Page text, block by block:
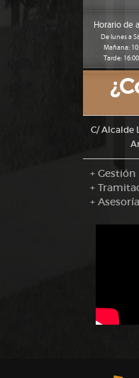
Horario de
De lunes a
Mañana:
Tarde:
C/ Alcalde
+
+
+